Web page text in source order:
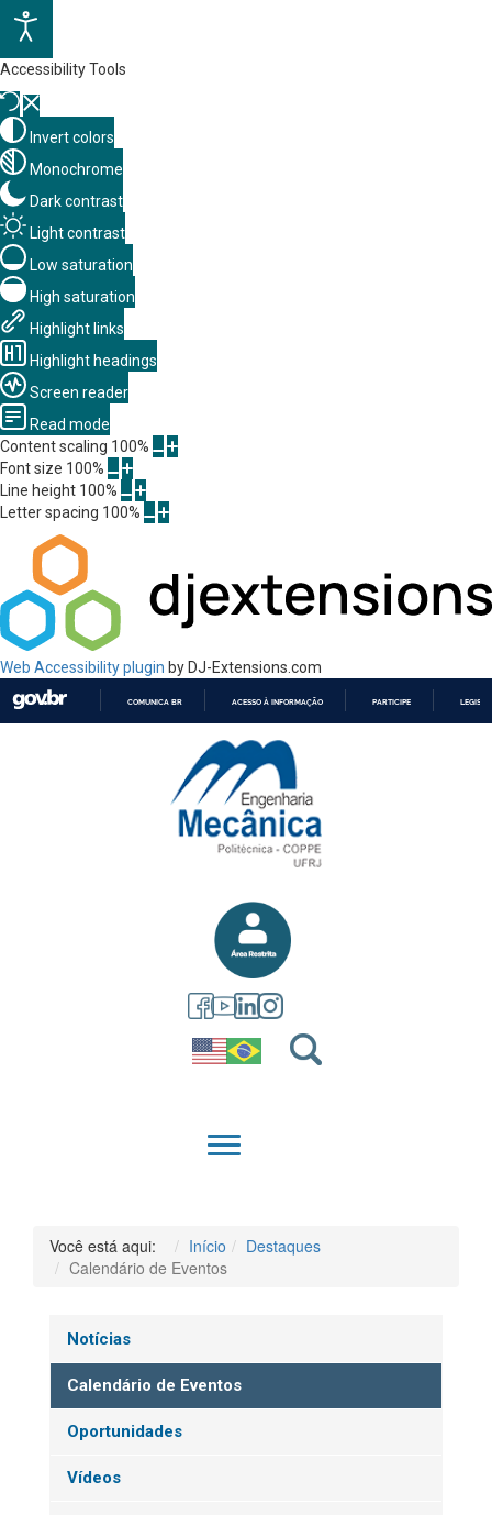
Accessibility Tools
Invert colors
Monochrome
Dark contrast
Light contrast
Low saturation
High saturation
Highlight links
Highlight headings
Screen reader
Read mode
Content scaling 100%
Font size 100%
Line height 100%
Letter spacing 100%
Web Accessibility plugin by DJ-Extensions.com
PARA
CONTEÚDO
COMUNICA BR ACESSO À INFORMAÇÃO PARTICIPE
QUEM SOMOS
Você está aqui: Início
Destaques
Calendário de Eventos
Notícias
Calendário de Eventos
Oportunidades
Vídeos